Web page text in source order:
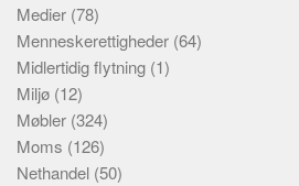
Medier (78)
Menneskerettigheder (64)
Midlertidig flytning (1)
Miljø (12)
Møbler (324)
Moms (126)
Nethandel (50)